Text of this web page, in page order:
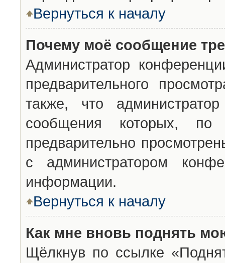
Вернуться к началу
Почему моё сообщение
Администратор
предварительного
также, что
сообщения которых,
предварительно
с администратором
информации.
Вернуться к началу
Как мне вновь поднять
Щёлкнув по ссылке